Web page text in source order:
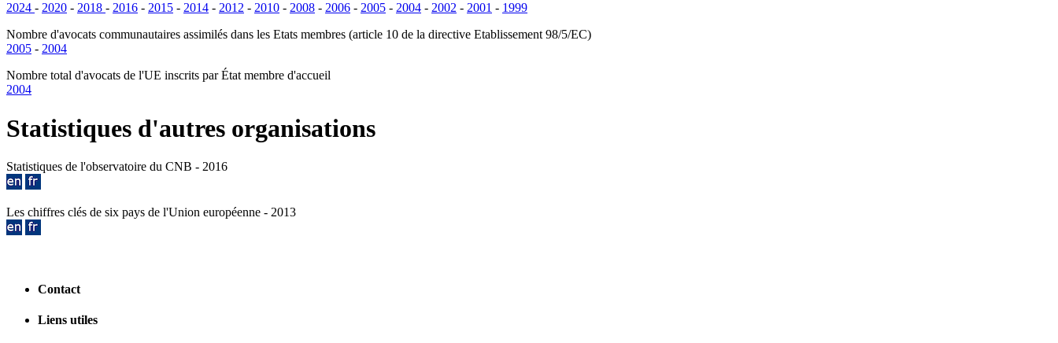
2024 - 2020 - 2018 - 2016 - 2015 - 2014 - 2012 - 2010 - 2008 - 2006 - 2005 - 2004 - 2002 - 2001 - 1999
Nombre d'avocats communautaires assimilés dans les Etats membres (article 10 de la directive Etablissement 98/5/EC)
2005 - 2004
Nombre total d'avocats de l'UE inscrits par État membre d'accueil
2004
Statistiques d'autres organisations
Statistiques de l'observatoire du CNB - 2016
Les chiffres clés de six pays de l'Union européenne - 2013
Contact
Liens utiles